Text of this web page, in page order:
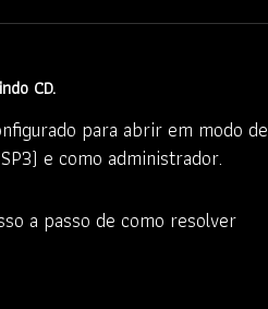
CD.
para abrir em modo de
e como administrador.
a passo de como resolver